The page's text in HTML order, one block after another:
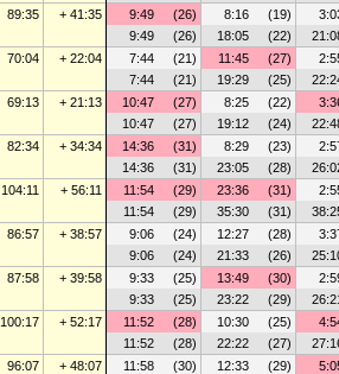
89:35 + 41:35 9:49 (26) 8:16 (19)
9:49 (26) 18:05 (22)
70:04 + 22:04 7:44 (21) 11:45 (27)
7:44 (21) 19:29 (25)
69:13 + 21:13 10:47 (27) 8:25 (22)
10:47 (27) 19:12 (24)
82:34 + 34:34 14:36 (31) 8:29 (23)
14:36 (31) 23:05 (28)
104:11 + 56:11 11:54 (29) 23:36 (31)
11:54 (29) 35:30 (31)
86:57 + 38:57 9:06 (24) 12:27 (28)
9:06 (24) 21:33 (26)
87:58 + 39:58 9:33 (25) 13:49 (30)
9:33 (25) 23:22 (29)
100:17 + 52:17 11:52 (28) 10:30 (25)
11:52 (28) 22:22 (27)
96:07 + 48:07 11:58 (30) 12:33 (29)